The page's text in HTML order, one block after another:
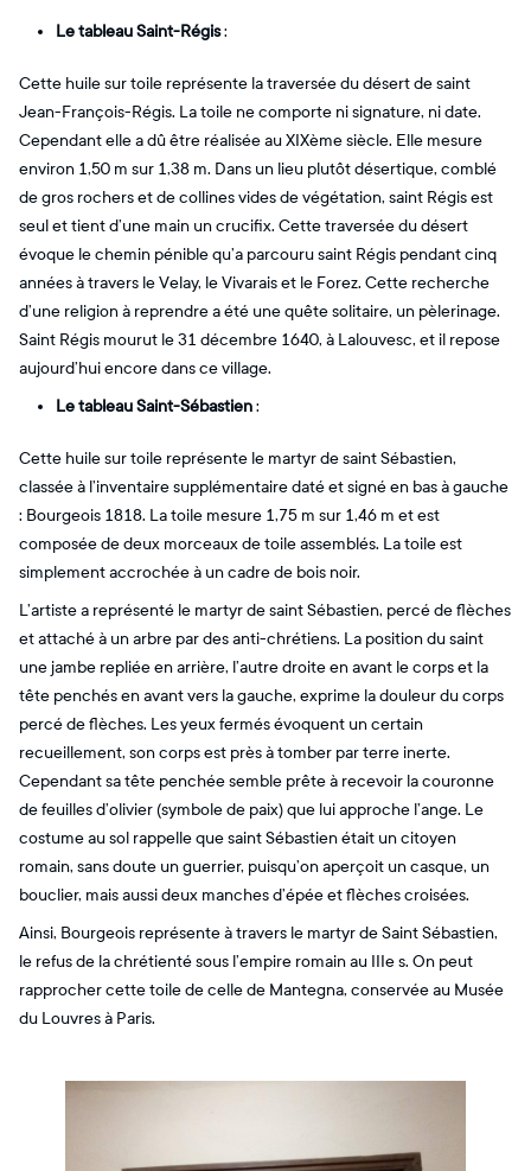
Le tableau Saint-Régis:
Cette huile sur toile représente la traversée du désert de saint
Jean-François-Régis. La toile ne comporte ni signature, ni date.
Cependant elle a dû être réalisée au XIXème siècle. Elle mesure
environ 1,50 m sur 1,38 m. Dans un lieu plutôt désertique, comblé
de gros rochers et de collines vides de végétation, saint Régis est
seul et tient d’une main un crucifix. Cette traversée du désert
évoque le chemin pénible qu’a parcouru saint Régis pendant cinq
années à travers le Velay, le Vivarais et le Forez. Cette recherche
d’une religion à reprendre a été une quête solitaire, un pèlerinage.
Saint Régis mourut le 31 décembre 1640, à Lalouvesc, et il repose
aujourd’hui encore dans ce village.
Le tableau Saint-Sébastien:
Cette huile sur toile représente le martyr de saint Sébastien,
classée à l’inventaire supplémentaire daté et signé en bas à gauche
: Bourgeois 1818. La toile mesure 1,75 m sur 1,46 m et est
composée de deux morceaux de toile assemblés. La toile est
simplement accrochée à un cadre de bois noir.
L’artiste a représenté le martyr de saint Sébastien, percé de flèches
et attaché à un arbre par des anti-chrétiens. La position du saint
une jambe repliée en arrière, l’autre droite en avant le corps et la
tête penchés en avant vers la gauche, exprime la douleur du corps
percé de flèches. Les yeux fermés évoquent un certain
recueillement, son corps est près à tomber par terre inerte.
Cependant sa tête penchée semble prête à recevoir la couronne
de feuilles d’olivier (symbole de paix) que lui approche l’ange. Le
costume au sol rappelle que saint Sébastien était un citoyen
romain, sans doute un guerrier, puisqu’on aperçoit un casque, un
bouclier, mais aussi deux manches d’épée et flèches croisées.
Ainsi, Bourgeois représente à travers le martyr de Saint Sébastien,
le refus de la chrétienté sous l’empire romain au IIIe s. On peut
rapprocher cette toile de celle de Mantegna, conservée au Musée
du Louvres à Paris.